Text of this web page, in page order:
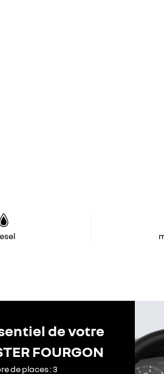
de votre
FOURGON
de places 3